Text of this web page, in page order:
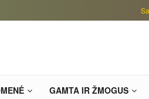
GAMTA IR ŽMOGUS